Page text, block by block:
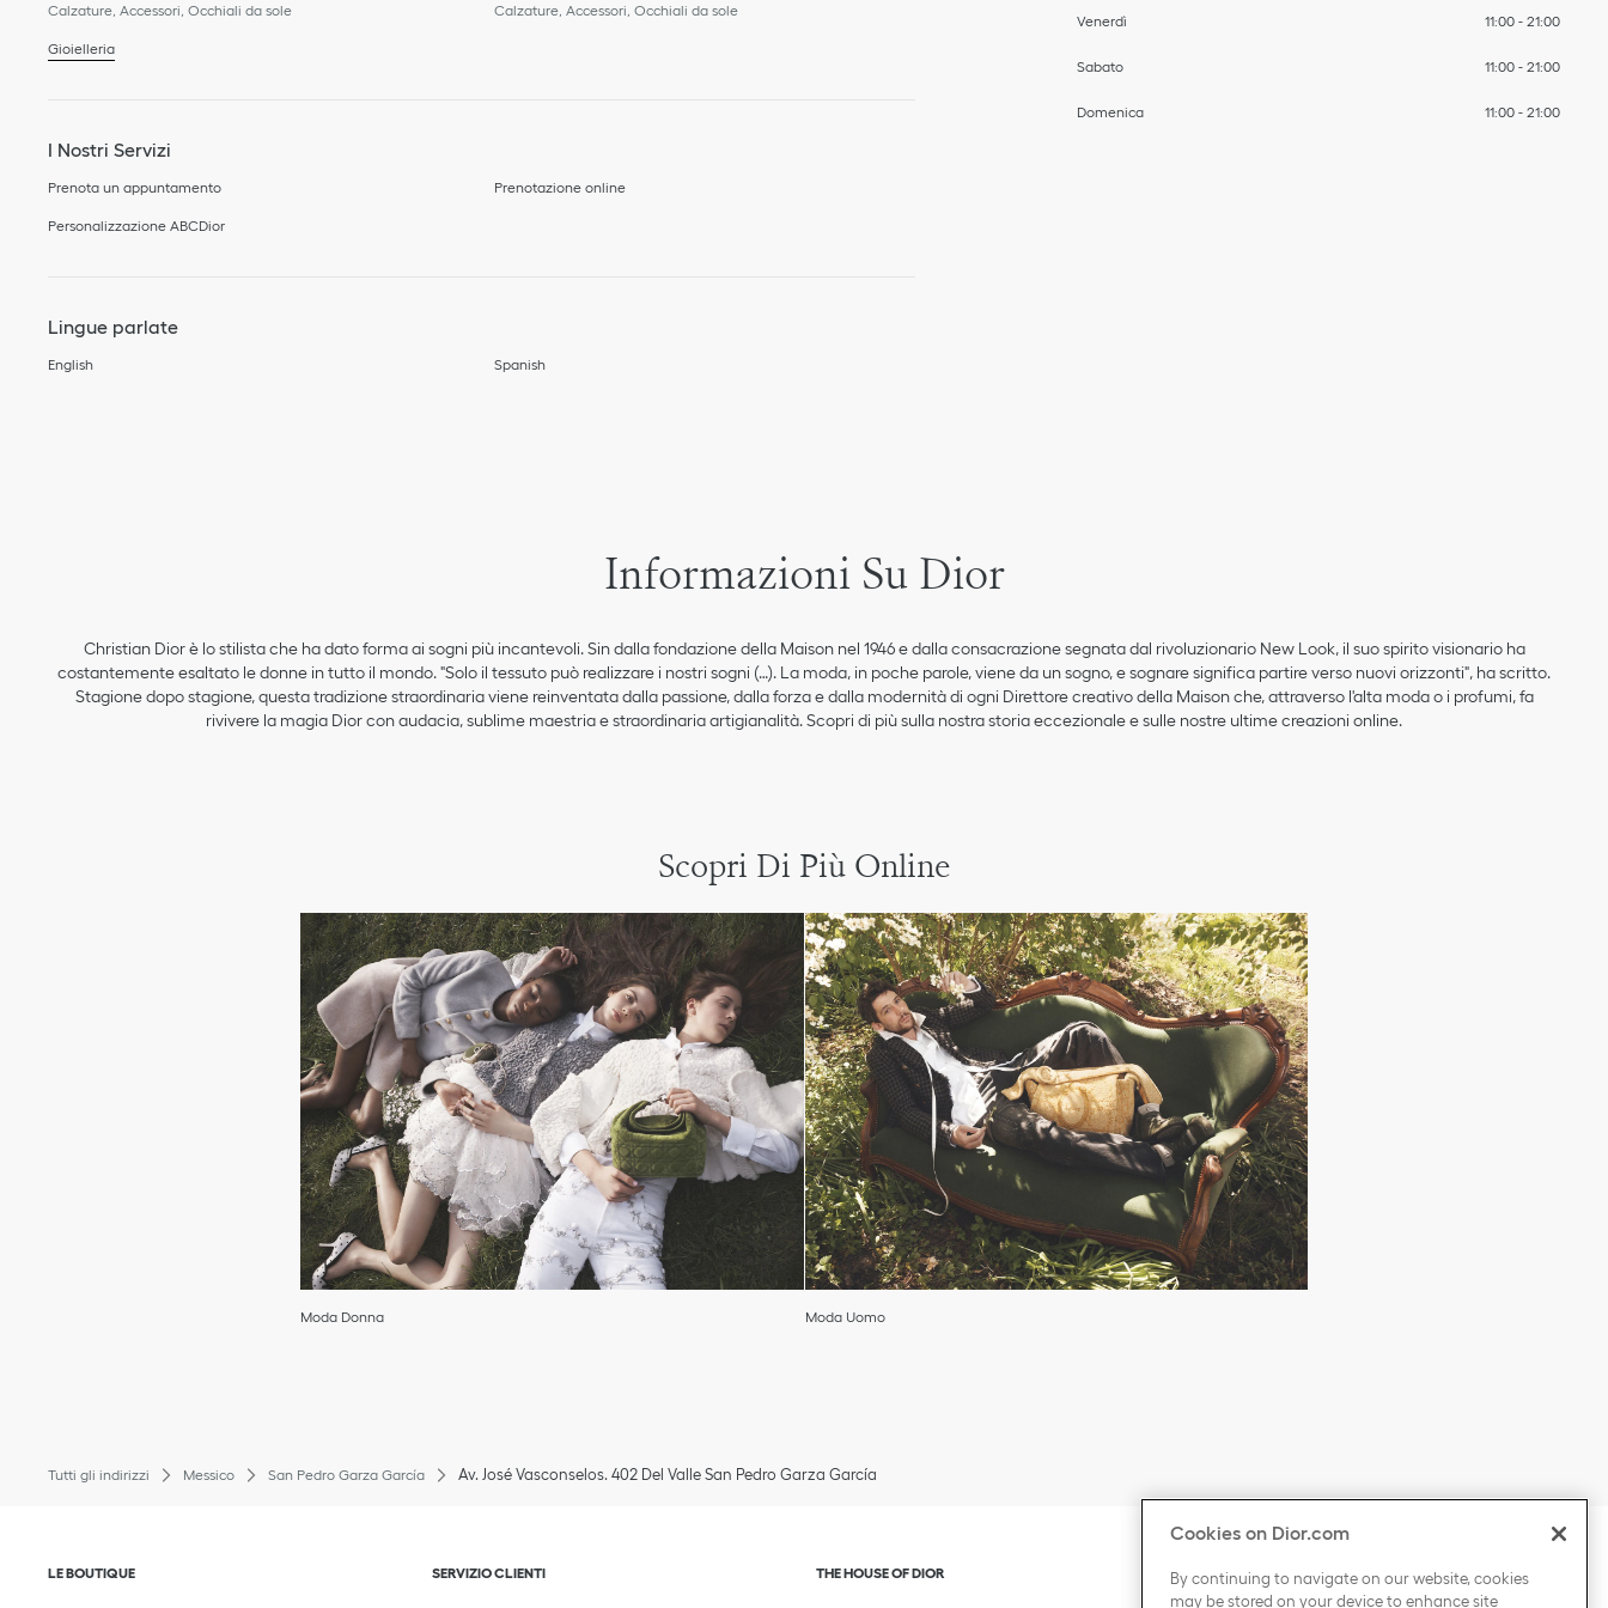
Calzature, Accessori, Occhiali da sole
Calzature, Accessori, Occhiali da sole
Gioielleria
I Nostri Servizi
Prenota un appuntamento Prenotazione online
Personalizzazione ABCDior
Lingue parlate
English Spanish
Venerdì 11:00- 21:00
Sabato 11:00- 21:00
Domenica 11:00- 21:00
Informazioni Su Dior
Christian Dior è lo stilista che ha dato forma ai sogni più incantevoli. Sin dalla fondazione della Maison nel 1946 e dalla consacrazione segnata dal rivoluzionario New Look, il suo spirito visionario ha
costantemente esaltato le donne in tutto il mondo. "Solo il tessuto può realizzare i nostri sogni (…). La moda, in poche parole, viene da un sogno, e sognare significa partire verso nuovi orizzonti", ha scritto.
Stagione dopo stagione, questa tradizione straordinaria viene reinventata dalla passione, dalla forza e dalla modernità di ogni Direttore creativo della Maison che, attraverso l'alta moda o i profumi, fa
rivivere la magia Dior con audacia, sublime maestria e straordinaria artigianalità. Scopri di più sulla nostra storia eccezionale e sulle nostre ultime creazioni online.
Scopri Di Più Online
Moda Donna Moda Uomo
Tutti gli indirizzi Messico San Pedro Garza García Av. José Vasconselos. 402 Del Valle San Pedro Garza García
Fai clic per espandere o comprimere i contenuti
LE BOUTIQUE Fai clic per espandere o comprimere i contenuti
SERVIZIO CLIENTI Fai clic per espandere o comprimere i contenuti
THE HOUSE OF DIOR Fai clic per espandere o comprimere i contenuti
PAESE / REGIONE
Cookies on Dior.com
By continuing to navigate on our website, cookies
may be stored on your device to enhance site